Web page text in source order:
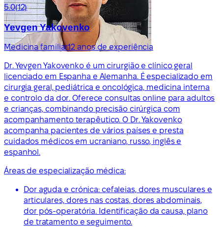
5.0(12)
Yevgen Yakovenko
Medicina familiar12 anos de experiência
Dr. Yevgen Yakovenko é um cirurgião e clínico geral
licenciado em Espanha e Alemanha. É especializado em
cirurgia geral, pediátrica e oncológica, medicina interna
e controlo da dor. Oferece consultas online para adultos
e crianças, combinando precisão cirúrgica com
acompanhamento terapêutico. O Dr. Yakovenko
acompanha pacientes de vários países e presta
cuidados médicos em ucraniano, russo, inglês e
espanhol.
Áreas de especialização médica:
Dor aguda e crónica: cefaleias, dores musculares e
articulares, dores nas costas, dores abdominais,
dor pós-operatória. Identificação da causa, plano
de tratamento e seguimento.